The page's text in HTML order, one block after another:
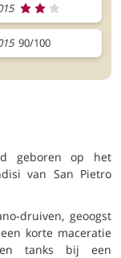
90/100
geboren op het
van San Pietro
druiven, geoogst
korte maceratie
tanks bij een